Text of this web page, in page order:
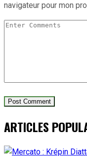
navigateur pour mon
ARTICLES